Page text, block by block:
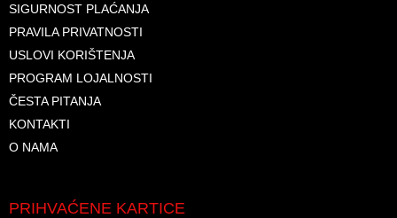
SIGURNOST PLAĆANJA
PRAVILA PRIVATNOSTI
USLOVI KORIŠTENJA
PROGRAM LOJALNOSTI
ČESTA PITANJA
KONTAKTI
O NAMA
PRIHVAĆENE KARTICE